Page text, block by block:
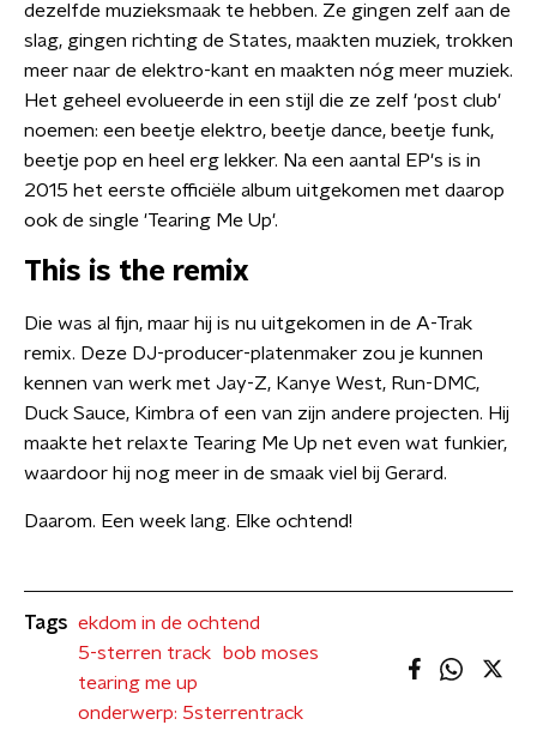
dezelfde muzieksmaak te hebben. Ze gingen zelf aan de
slag, gingen richting de States, maakten muziek, trokken
meer naar de elektro-kant en maakten nóg meer muziek.
Het geheel evolueerde in een stijl die ze zelf 'post club'
noemen: een beetje elektro, beetje dance, beetje funk,
beetje pop en heel erg lekker. Na een aantal EP's is in
2015 het eerste officiële album uitgekomen met daarop
ook de single 'Tearing Me Up'.
This is the remix
Die was al fijn, maar hij is nu uitgekomen in de A-Trak
remix. Deze DJ-producer-platenmaker zou je kunnen
kennen van werk met Jay-Z, Kanye West, Run-DMC,
Duck Sauce, Kimbra of een van zijn andere projecten. Hij
maakte het relaxte Tearing Me Up net even wat funkier,
waardoor hij nog meer in de smaak viel bij Gerard.
Daarom. Een week lang. Elke ochtend!
Tags ekdom in de ochtend
5-sterren track
bob moses
tearing me up
onderwerp: 5sterrentrack